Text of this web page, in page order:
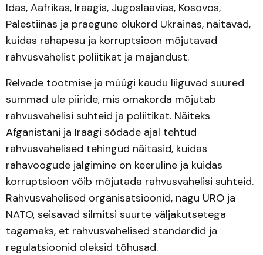
Idas, Aafrikas, Iraagis, Jugoslaavias, Kosovos,
Palestiinas ja praegune olukord Ukrainas, näitavad,
kuidas rahapesu ja korruptsioon mõjutavad
rahvusvahelist poliitikat ja majandust.
Relvade tootmise ja müügi kaudu liiguvad suured
summad üle piiride, mis omakorda mõjutab
rahvusvahelisi suhteid ja poliitikat. Näiteks
Afganistani ja Iraagi sõdade ajal tehtud
rahvusvahelised tehingud näitasid, kuidas
rahavoogude jälgimine on keeruline ja kuidas
korruptsioon võib mõjutada rahvusvahelisi suhteid.
Rahvusvahelised organisatsioonid, nagu ÜRO ja
NATO, seisavad silmitsi suurte väljakutsetega
tagamaks, et rahvusvahelised standardid ja
regulatsioonid oleksid tõhusad.